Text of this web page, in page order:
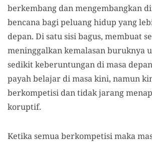
berkembang dan mengembangkan
bencana bagi peluang hidup yang
depan. Di satu sisi bagus, membuat
meninggalkan kemalasan buruknya
sedikit keberuntungan di masa
payah belajar di masa kini, namun
berkompetisi dan tidak jarang
koruptif.
Ketika semua berkompetisi maka